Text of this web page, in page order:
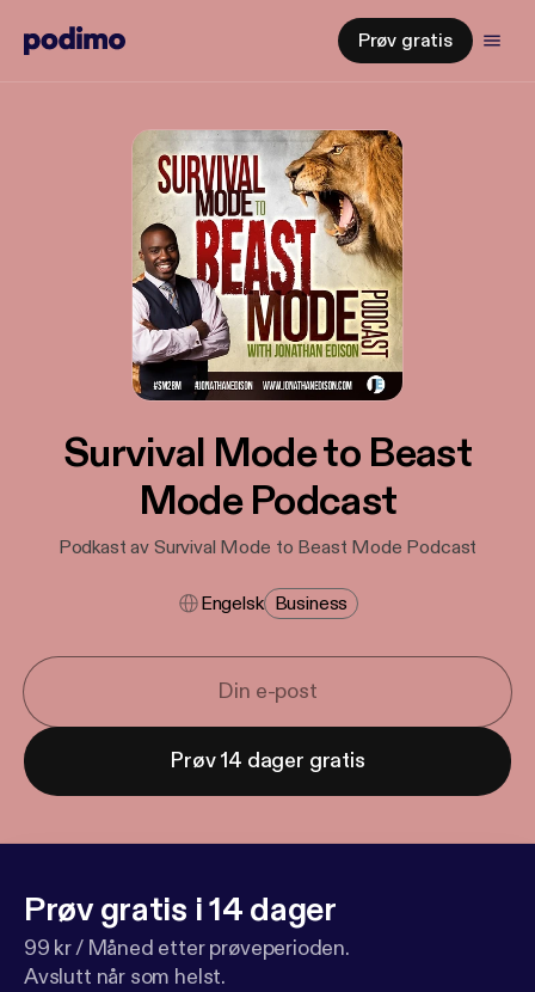
Prøv gratis
Survival Mode to Beast
Mode Podcast
Podkast av Survival Mode to Beast Mode Podcast
Engelsk Business
Prøv 14 dager gratis
Prøv gratis i 14 dager
99 kr / Måned etter prøveperioden.
Avslutt når som helst.